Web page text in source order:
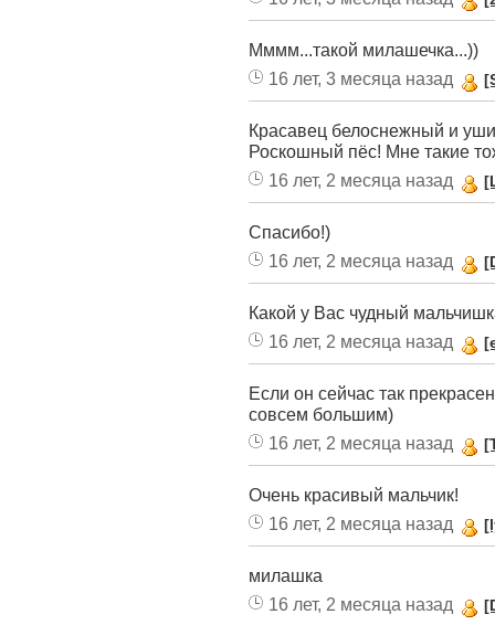
Мммм...такой милашечка...))
16 лет, 3 месяца назад
Красавец белоснежный и
Роскошный пёс! Мне такие
16 лет, 2 месяца назад
Спасибо!)
16 лет, 2 месяца назад
Какой у Вас чудный
16 лет, 2 месяца назад
Если он сейчас так
совсем большим)
16 лет, 2 месяца назад
Очень красивый мальчик!
16 лет, 2 месяца назад
милашка
16 лет, 2 месяца назад